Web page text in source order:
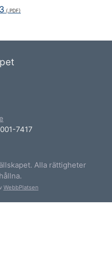
7417
Alla rättigheter
WebbPlatsen